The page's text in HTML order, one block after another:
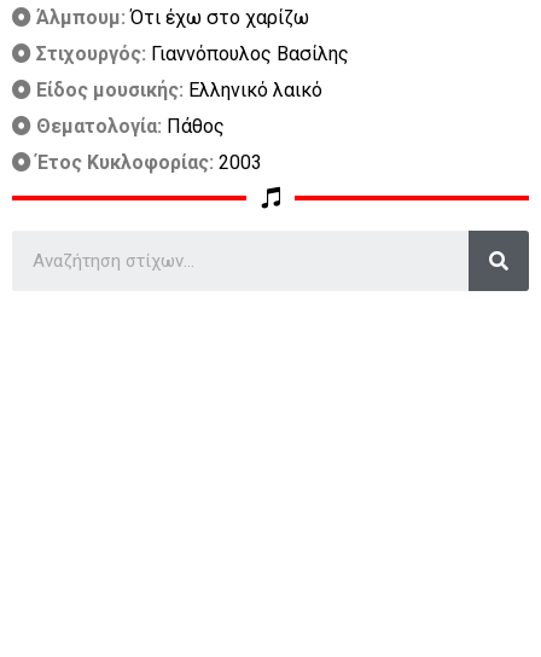
Άλμπουμ:Ότι έχω στο χαρίζω
Στιχουργός: Γιαννόπουλος Βασίλης
Είδος μουσικής: Ελληνικό λαικό
Θεματολογία: Πάθος
Έτος Κυκλοφορίας: 2003